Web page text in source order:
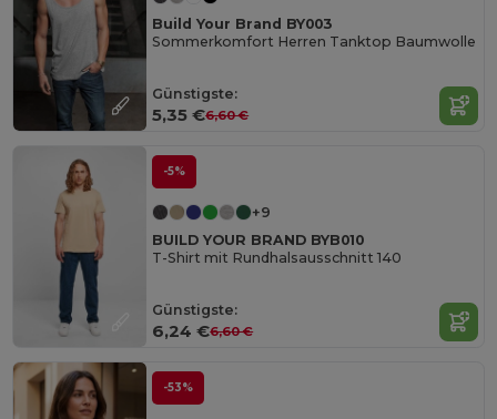
Build Your Brand BY003
Sommerkomfort Herren Tanktop Baumwolle
Günstigste:
5,35 €6,60 €
-5%
+9
BUILD YOUR BRAND BYB010
T-Shirt mit Rundhalsausschnitt 140
Günstigste:
6,24 €6,60 €
-53%